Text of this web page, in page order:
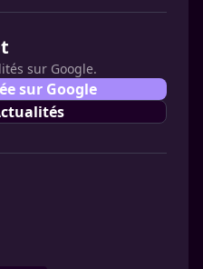
sur Google.
sur Google